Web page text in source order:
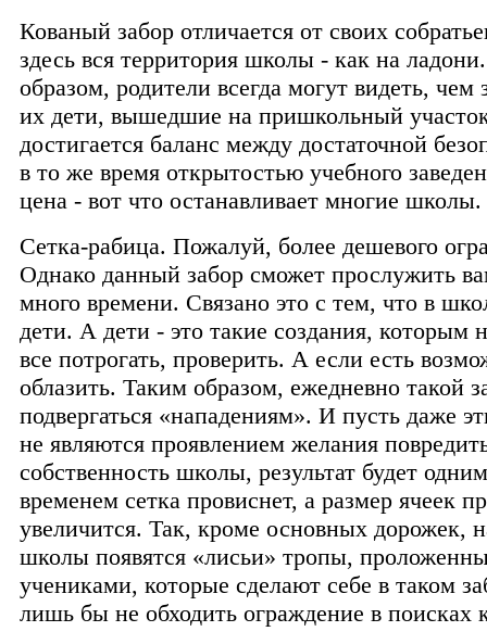
Кованый забор отличается от своих
здесь вся территория школы - как на
образом, родители всегда могут видеть, чем
их дети, вышедшие на пришкольный
достигается баланс между достаточной
в то же время открытостью учебного
цена - вот что останавливает многие школы.
Сетка-рабица. Пожалуй, более дешевого
Однако данный забор сможет прослужить
много времени. Связано это с тем, что в
дети. А дети - это такие создания, которым
все потрогать, проверить. А если есть
облазить. Таким образом, ежедневно такой
подвергаться «нападениям». И пусть даже
не являются проявлением желания
собственность школы, результат будет
временем сетка провиснет, а размер ячеек
увеличится. Так, кроме основных дорожек,
школы появятся «лисьи» тропы,
учениками, которые сделают себе в таком
лишь бы не обходить ограждение в поисках